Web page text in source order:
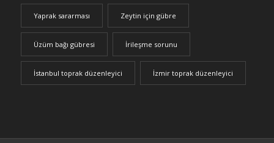
Yaprak sararması Zeytin için gübre
Üzüm bağı gübresi İrileşme sorunu
İstanbul toprak düzenleyici İzmir toprak düzenleyici